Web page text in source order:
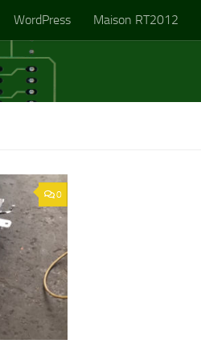
WordPress Maison RT2012
0